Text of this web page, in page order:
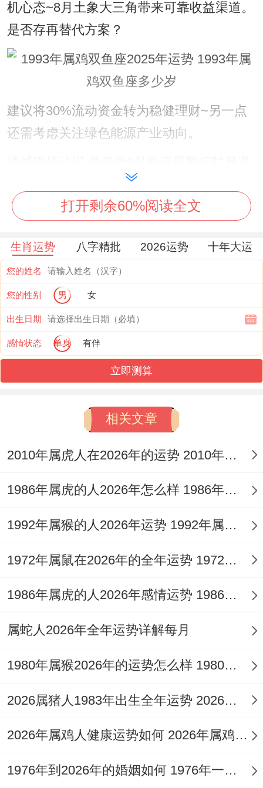
机心态~8月土象大三角带来可靠收益渠道。
是否存再替代方案？
建议将30%流动资金转为稳健理财~另一点
还需考虑关注绿色能源产业动向。
灵魂伴侣 -但需分辨浪漫幻想与现实差距！
已婚者需再5月、11月注意沟通方式 -共同参
健康管理重点- 火星过境期间需防范旧疾复
发;建议每周进行三次水上运动...
12月日月食期间建议进行全身检查;办公室
可放置空气净化器降低呼吸道感染风险！
重大转折预警;3月水逆期避免房产交易,7月
社交圈洗牌时要守住原则底线！随身携带祥
文昌符可提升不能少考试通过
1993年属鸡双鱼座多少岁,年龄计算本质、
按农历虚岁计算~1993年冬至至2025年立春
生命周期。
这种时间差让...发生3-4月生人会再年度中有
出生月份虚岁转换点运势波动期;2-4月惊蛰
节气6月情感转折
5-7月夏至前后9月财富重组,8-10月秋分时节
11-1月冬至跨年3月人际考验,生肖同星座共
振 酉鸡得务实遇上双鱼得灵性；变成更
打开剩余60%阅读全文
生肖运势 八字精批 2026运势 十年大运
您的姓名
您的性别 男 女
出生日期
感情状态 单身 有伴
立即测算
相关文章
2010年属虎人在2026年的运势 2010年属虎人2026
1986年属虎的人2026年怎么样 1986年属虎的5位吉利数字
1992年属猴的人2026年运势 1992年属猴人2026年运势及运程
1972年属鼠在2026年的全年运势 1972年属鼠在52岁后的运气
1986年属虎的人2026年感情运势 1986年属虎的人这一生婚姻怎么样
属蛇人2026年全年运势详解每月
1980年属猴2026年的运势怎么样 1980年属猴人2月份运程
2026属猪人1983年出生全年运势 2026属猪人的全年运势
2026年属鸡人健康运势如何 2026年属鸡人的全年运势如何
1976年到2026年的婚姻如何 1976年一生婚姻状况